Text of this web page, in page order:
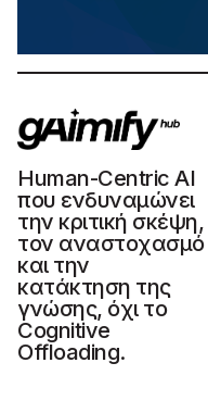
Human-Centric AI
που ενδυναμώνει
την κριτική σκέψη,
τον αναστοχασμό
και την
κατάκτηση της
γνώσης, όχι τo
Cognitive
Offloading.